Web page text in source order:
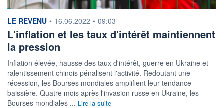
information fournie par
LE REVENU • 16.06.2022 • 09:03
L'inflation et les taux d'intérêt maintiennent
la pression
Inflation élevée, hausse des taux d'intérêt, guerre en Ukraine et
ralentissement chinois pénalisent l'activité. Redoutant une
récession, les Bourses mondiales amplifient leur tendance
baissière. Quatre mois après l'invasion russe en Ukraine, les
Bourses mondiales ... Lire la suite